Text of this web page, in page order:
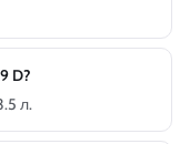
D?
л.